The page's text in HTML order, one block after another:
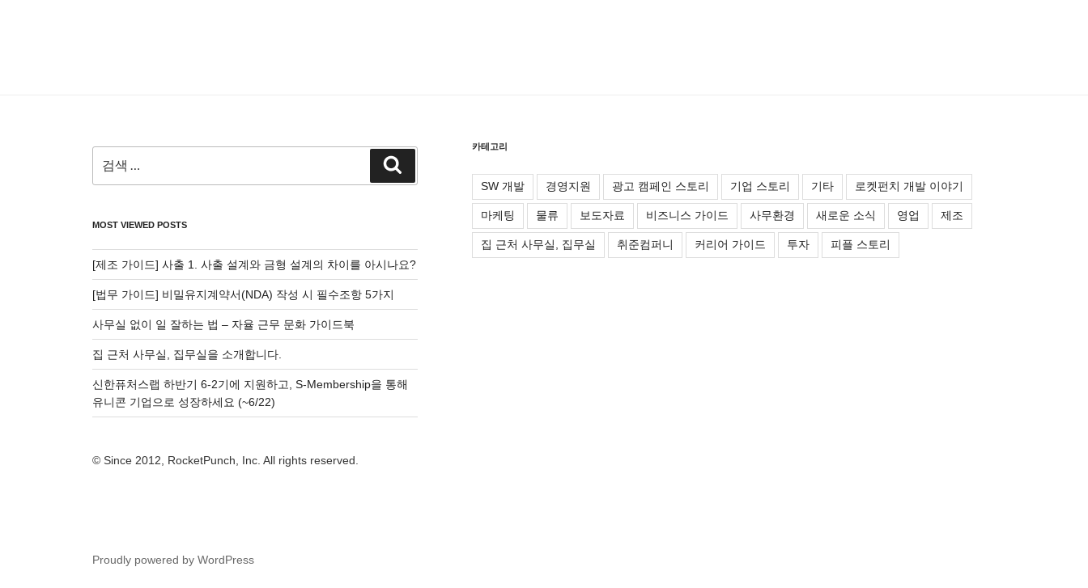
색:
색
MOST VIEWED POSTS
[제조 가이드] 사출 1. 사출 설계와 금형 설계의 차이를 아시나요?
[법무 가이드] 비밀유지계약서(NDA) 작성 시 필수조항 5가지
사무실 없이 일 잘하는 법 – 자율 근무 문화 가이드북
집 근처 사무실, 집무실을 소개합니다.
신한퓨처스랩 하반기 6-2기에 지원하고, S-Membership을 통해
유니콘 기업으로 성장하세요 (~6/22)
© Since 2012, RocketPunch, Inc. All rights reserved.
카테고리
SW 개발 경영지원 광고 캠페인 스토리 기업 스토리 기타 로켓펀치 개발 이야기
마케팅 물류 보도자료 비즈니스 가이드 사무환경 새로운 소식 영업 제조
집 근처 사무실, 집무실 취준컴퍼니 커리어 가이드 투자 피플 스토리
Proudly powered by WordPress